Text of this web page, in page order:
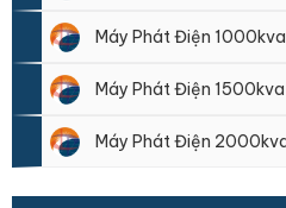
Máy Phát Điện 1000kva
Máy Phát Điện 1500kva
Máy Phát Điện